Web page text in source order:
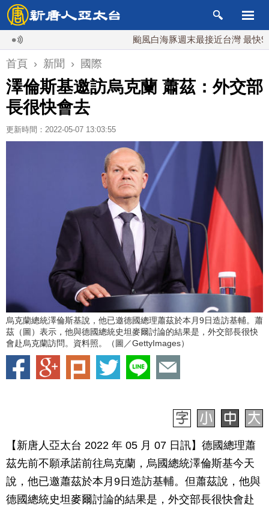
颱風白海豚週末最接近台灣 最快9日可能
首頁 › 新聞 › 國際
澤倫斯基邀訪烏克蘭 蕭茲：外交部
長很快會去
更新時間：2022-05-07 13:03:55
烏克蘭總統澤倫斯基說，他已邀德國總理蕭茲於本月9日造訪基輔。蕭
茲（圖）表示，他與德國總統史坦麥爾討論的結果是，外交部長很快
會赴烏克蘭訪問。資料照。（圖／GettyImages）
【新唐人亞太台 2022 年 05 月 07 日訊】德國總理蕭
茲先前不願承諾前往烏克蘭，烏國總統澤倫斯基今天
說，他已邀蕭茲於本月9日造訪基輔。但蕭茲說，他與
德國總統史坦麥爾討論的結果是，外交部長很快會赴